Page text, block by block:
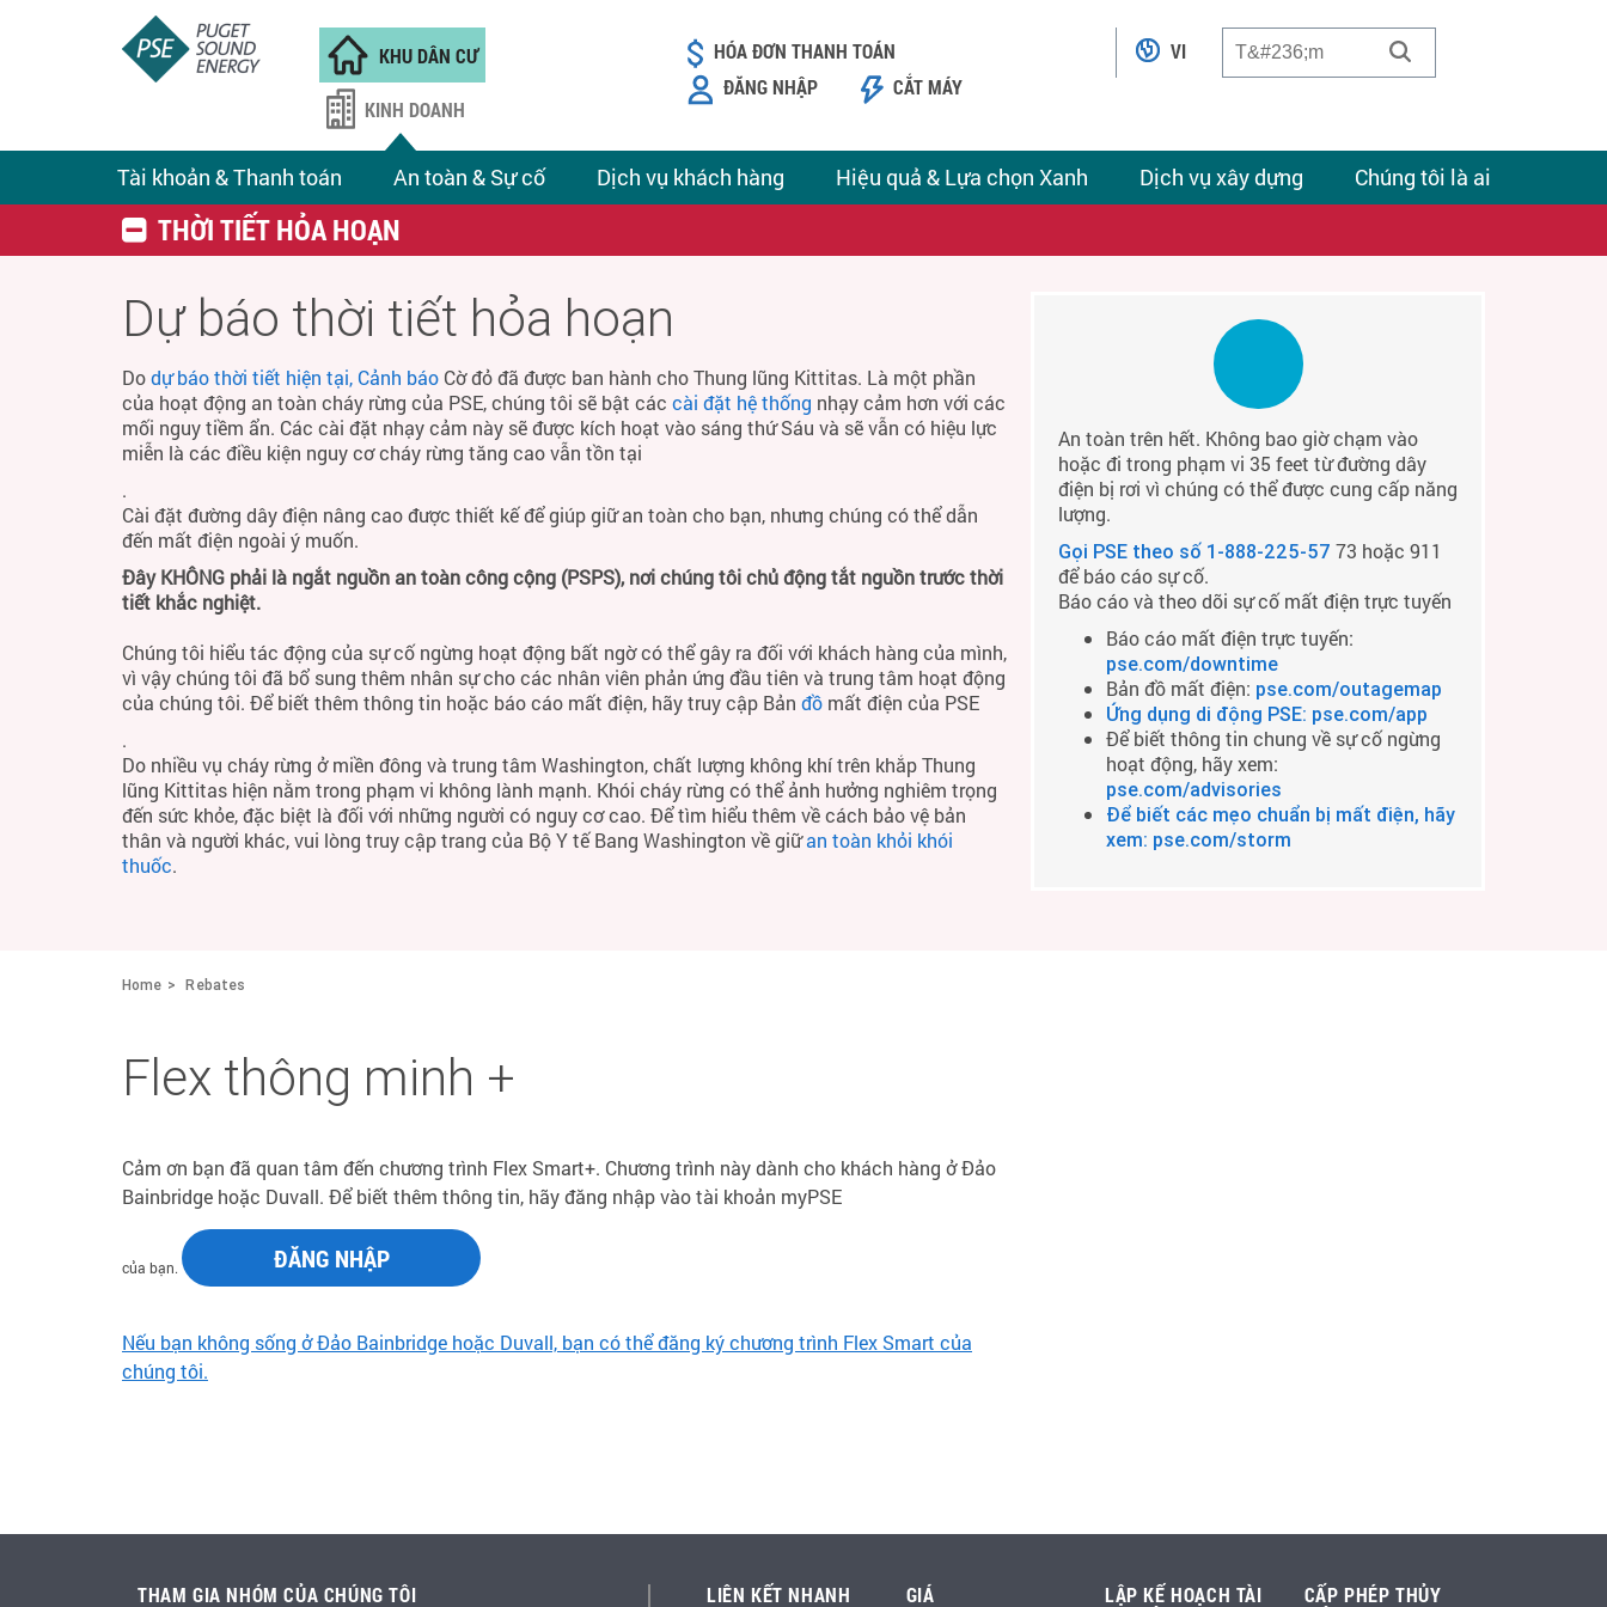
KHU DÂN CƯ
Tài khoản & Thanh toán An toàn & Sự cố Dịch vụ khách hàng Hiệu quả & Lựa chọn Xanh Dịch vụ xây dựng Chúng tôi là ai
KINH DOANH
HÓA ĐƠN THANH TOÁN
ĐĂNG NHẬP
CẮT MÁY
VI
THỜI TIẾT HỎA HOẠN
Dự báo thời tiết hỏa hoạn
Dodự báo thời tiết hiện tại, Cảnh báo Cờ đỏ đã được ban hành cho Thung lũng Kittitas. Là một phần
của hoạt động an toàn cháy rừng của PSE, chúng tôi sẽ bật các cài đặt hệ thống nhạy cảm hơn với các
mối nguy tiềm ẩn. Các cài đặt nhạy cảm này sẽ được kích hoạt vào sáng thứ Sáu và sẽ vẫn có hiệu lực
miễn là các điều kiện nguy cơ cháy rừng tăng cao vẫn tồn tại
.
Cài đặt đường dây điện nâng cao được thiết kế để giúp giữ an toàn cho bạn, nhưng chúng có thể dẫn
đến mất điện ngoài ý muốn.
Đây KHÔNG phải là ngắt nguồn an toàn công cộng (PSPS), nơi chúng tôi chủ động tắt nguồn trước thời
tiết khắc nghiệt.
Chúng tôi hiểu tác động của sự cố ngừng hoạt động bất ngờ có thể gây ra đối với khách hàng của mình,
vì vậy chúng tôi đã bổ sung thêm nhân sự cho các nhân viên phản ứng đầu tiên và trung tâm hoạt động
của chúng tôi. Để biết thêm thông tin hoặc báo cáo mất điện, hãy truy cập Bản đồ mất điện của PSE
.
Do nhiều vụ cháy rừng ở miền đông và trung tâm Washington, chất lượng không khí trên khắp Thung
lũng Kittitas hiện nằm trong phạm vi không lành mạnh. Khói cháy rừng có thể ảnh hưởng nghiêm trọng
đến sức khỏe, đặc biệt là đối với những người có nguy cơ cao. Để tìm hiểu thêm về cách bảo vệ bản
thân và người khác, vui lòng truy cập trang của Bộ Y tế Bang Washington về giữan toàn khỏi khói
thuốc.
An toàn trên hết. Không bao giờ chạm vào
hoặc đi trong phạm vi 35 feet từ đường dây
điện bị rơi vì chúng có thể được cung cấp năng
lượng.
Gọi PSE theo số 1-888-225-57 73 hoặc 911
để báo cáo sự cố.
Báo cáo và theo dõi sự cố mất điện trực tuyến
Báo cáo mất điện trực tuyến:
pse.com/downtime
Bản đồ mất điện: pse.com/outagemap
Ứng dụng di động PSE: pse.com/app
Để biết thông tin chung về sự cố ngừng
hoạt động, hãy xem:
pse.com/advisories
Để biết các mẹo chuẩn bị mất điện, hãy
xem: pse.com/storm
Home Rebates
Flex thông minh +
Cảm ơn bạn đã quan tâm đến chương trình Flex Smart+. Chương trình này dành cho khách hàng ở Đảo
Bainbridge hoặc Duvall. Để biết thêm thông tin, hãy đăng nhập vào tài khoản myPSE
của bạn. ĐĂNG NHẬP
Nếu bạn không sống ở Đảo Bainbridge hoặc Duvall, bạn có thể đăng ký chương trình Flex Smart của
chúng tôi.
THAM GIA NHÓM CỦA CHÚNG TÔI LIÊN KẾT NHANH GIÁ
LẬP KẾ HOẠCH TÀI
CẤP PHÉP THỦY